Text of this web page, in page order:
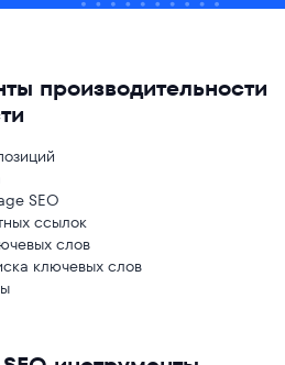
производительности
SEO
ссылок
слов
ключевых слов